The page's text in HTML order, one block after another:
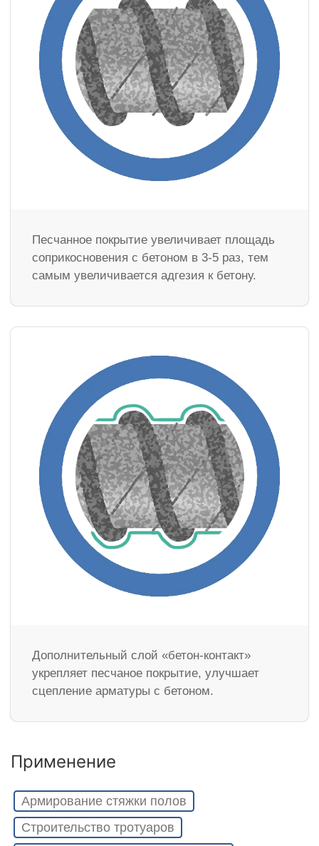
Песчанное покрытие увеличивает площадь
соприкосновения с бетоном в 3-5 раз, тем
самым увеличивается адгезия к бетону.
Дополнительный слой «бетон-контакт»
укрепляет песчаное покрытие, улучшает
сцепление арматуры с бетоном.
Применение
Армирование стяжки полов
Строительство тротуаров